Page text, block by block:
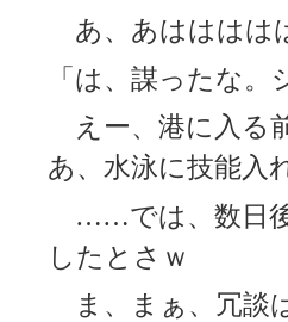
あ、あはははは
「は、謀ったな
えー、港に入る
あ、水泳に技能入
……では、数日後
したとさｗ
ま、まぁ、冗談